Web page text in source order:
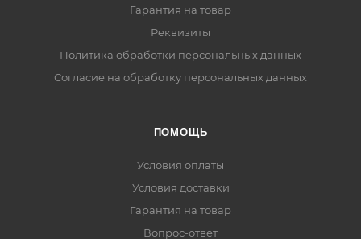
Гарантия на товар
Реквизиты
Политика обработки персональных данных
Согласие на обработку персональных данных
ПОМОЩЬ
Условия оплаты
Условия доставки
Гарантия на товар
Вопрос-ответ